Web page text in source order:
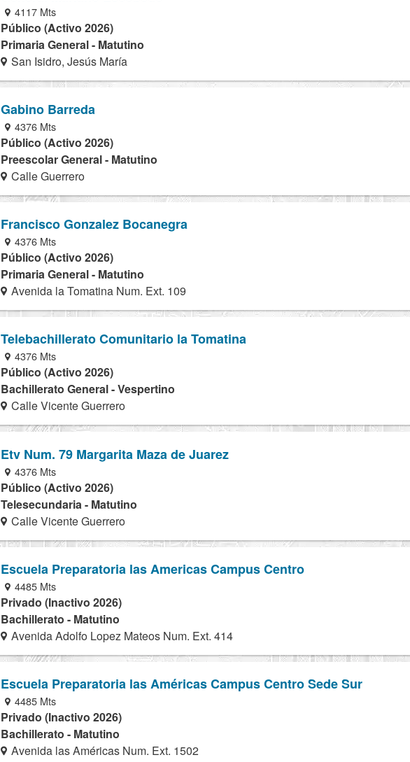
4117 Mts
Público (Activo 2026)
Primaria General - Matutino
San Isidro, Jesús María
Gabino Barreda
4376 Mts
Público (Activo 2026)
Preescolar General - Matutino
Calle Guerrero
Francisco Gonzalez Bocanegra
4376 Mts
Público (Activo 2026)
Primaria General - Matutino
Avenida la Tomatina Num. Ext. 109
Telebachillerato Comunitario la Tomatina
4376 Mts
Público (Activo 2026)
Bachillerato General - Vespertino
Calle Vicente Guerrero
Etv Num. 79 Margarita Maza de Juarez
4376 Mts
Público (Activo 2026)
Telesecundaria - Matutino
Calle Vicente Guerrero
Escuela Preparatoria las Americas Campus Centro
4485 Mts
Privado (Inactivo 2026)
Bachillerato - Matutino
Avenida Adolfo Lopez Mateos Num. Ext. 414
Escuela Preparatoria las Américas Campus Centro Sede Sur
4485 Mts
Privado (Inactivo 2026)
Bachillerato - Matutino
Avenida las Américas Num. Ext. 1502